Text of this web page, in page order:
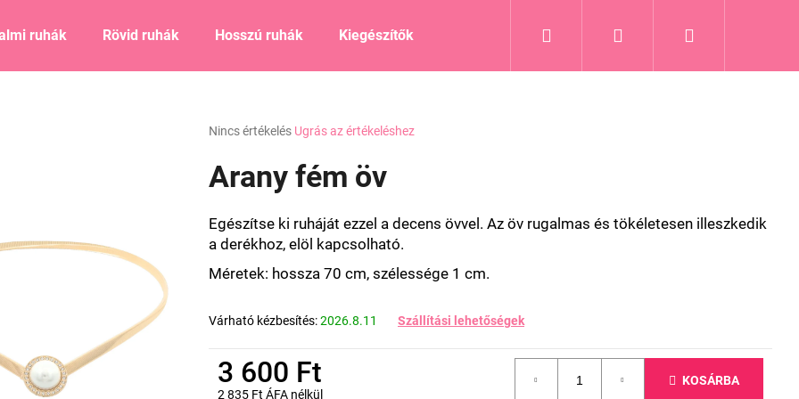
ruhák Rövid ruhák Hosszú ruhák Kiegészítők Keresés Bejelentkezés
A
átlagos
értékelése
0,0
csillag.
Nincs értékelés Ugrás az értékeléshez
Arany fém öv
Egészítse ki ruháját ezzel a decens övvel. Az öv rugalmas és tökéletesen illeszkedik
a derékhoz, elöl kapcsolható.
Méretek: hossza 70 cm, szélessége 1 cm.
Várható kézbesítés:2026.8.11 Szállítási lehetőségek
3 600 Ft
2 835 Ft ÁFA nélkül
KOSÁRBA
KERESÉS
Ajánljuk